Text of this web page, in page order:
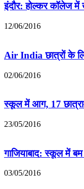
इंदौर: होल्कर कॉलेज
12/06/2016
Air India छात्रों के
02/06/2016
स्कूल में आग, 17
23/05/2016
गाजियाबाद: स्कूल में
03/05/2016